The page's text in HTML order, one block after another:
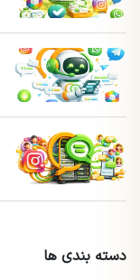
دسته بندی ها